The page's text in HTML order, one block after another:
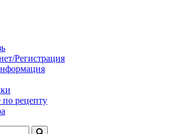
Регистрация
по рецепту